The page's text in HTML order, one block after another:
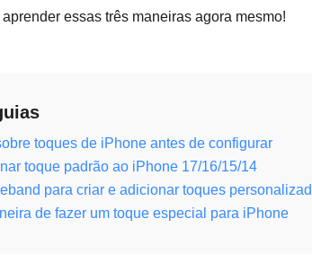
essas três maneiras agora mesmo!
toques de iPhone antes de configurar
toque padrão ao iPhone 17/16/15/14
para criar e adicionar toques
de fazer um toque especial para iPhone